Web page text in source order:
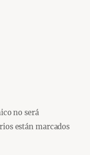
no será
están marcados